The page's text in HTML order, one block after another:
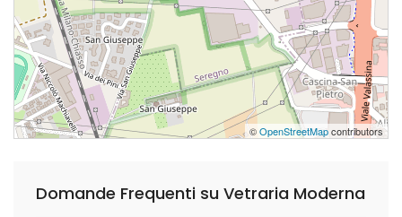
©OpenStreetMapcontributors
Domande Frequenti su Vetraria Moderna